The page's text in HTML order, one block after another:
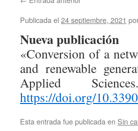
Publicada el 24 septiembre, 2021
Nueva publicación
«Conversion of a
and renewable
Applied
https://doi.org/
Esta entrada fue publicada en Sin